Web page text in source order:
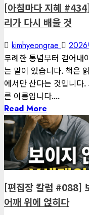
[아침마다 지혜
리가 다시 배울 것
kimhyeongrae
무례한 통념부터 걷어내
는 말이 있습니다. 책은
에서만 산다는 것입니다
른 이름입니다....
Read More
1 minute read
게재된 글
편집장 칼럼
[편집장 칼럼 #088]
어깨 위에 얹히다